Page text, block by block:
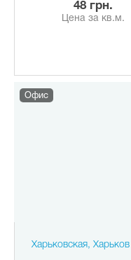
48 грн.
Цена за кв.м.
Офис
Харьковская, Харьков